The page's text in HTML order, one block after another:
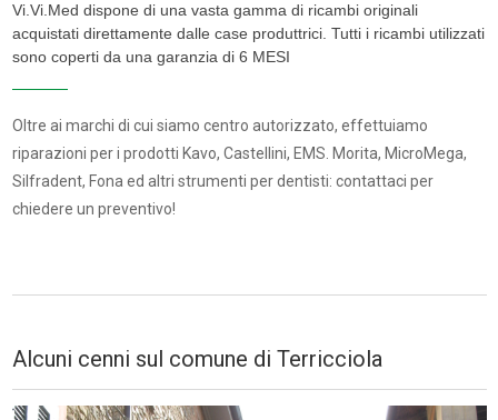
Vi.Vi.Med dispone di una vasta gamma di ricambi originali
acquistati direttamente dalle case produttrici. Tutti i ricambi utilizzati
sono coperti da una garanzia di 6 MESI
Oltre ai marchi di cui siamo centro autorizzato, effettuiamo
riparazioni per i prodotti Kavo, Castellini, EMS. Morita, MicroMega,
Silfradent, Fona ed altri strumenti per dentisti: contattaci per
chiedere un preventivo!
Alcuni cenni sul comune di Terricciola